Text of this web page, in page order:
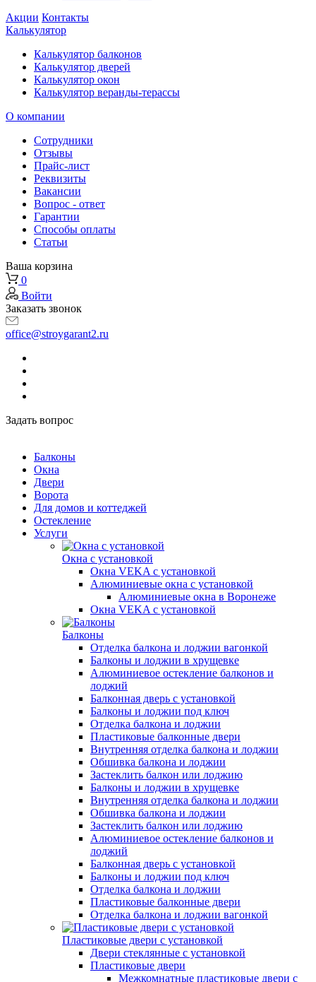
Акции Контакты
Калькулятор
Калькулятор балконов
Калькулятор дверей
Калькулятор окон
Калькулятор веранды-терассы
О компании
Сотрудники
Отзывы
Прайс-лист
Реквизиты
Вакансии
Вопрос - ответ
Гарантии
Способы оплаты
Статьи
Ваша корзина
0
Войти
Заказать звонок
office@stroygarant2.ru
Задать вопрос
Балконы
Окна
Двери
Ворота
Для домов и коттеджей
Остекление
Услуги
Окна с установкой
Окна VEKA с установкой
Алюминиевые окна с установкой
Алюминиевые окна в Воронеже
Окна VEKA с установкой
Балконы
Отделка балкона и лоджии вагонкой
Балконы и лоджии в хрущевке
Алюминиевое остекление балконов и
лоджий
Балконная дверь с установкой
Балконы и лоджии под ключ
Отделка балкона и лоджии
Пластиковые балконные двери
Внутренняя отделка балкона и лоджии
Обшивка балкона и лоджии
Застеклить балкон или лоджию
Балконы и лоджии в хрущевке
Внутренняя отделка балкона и лоджии
Обшивка балкона и лоджии
Застеклить балкон или лоджию
Алюминиевое остекление балконов и
лоджий
Балконная дверь с установкой
Балконы и лоджии под ключ
Отделка балкона и лоджии
Пластиковые балконные двери
Отделка балкона и лоджии вагонкой
Пластиковые двери с установкой
Двери стеклянные с установкой
Пластиковые двери
Межкомнатные пластиковые двери с